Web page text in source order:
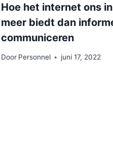
Hoe het internet ons
meer biedt dan
communiceren
Door Personnel juni 17, 2022